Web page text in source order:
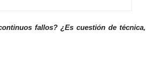
fallos? ¿Es cuestión de técnica,